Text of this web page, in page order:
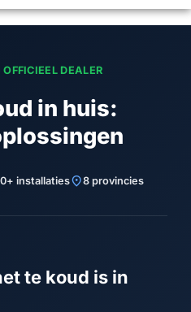
DEALER
in huis:
installatieslocation_on8 provincies
te koud is in